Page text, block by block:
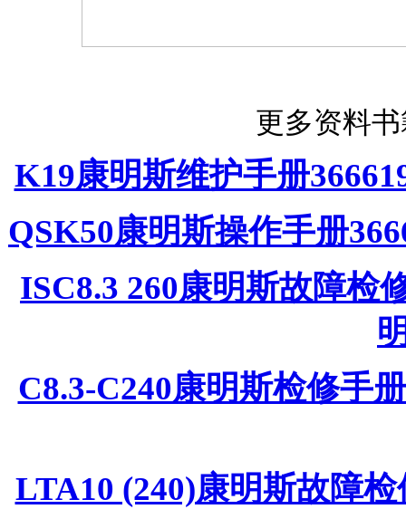
更多资料
K19康明斯维护手册
QSK50康明斯操作手册
ISC8.3 260康明斯故障检
C8.3-C240康明斯检修手
LTA10 (240)康明斯故障